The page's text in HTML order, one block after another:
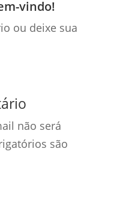
vindo!
ou deixe sua
não será
são